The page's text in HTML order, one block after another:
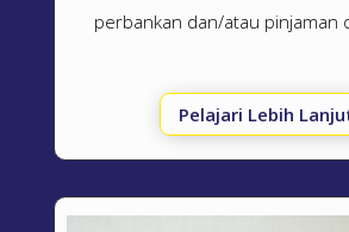
perbankan dan/atau pinjaman
Pelajari Lebih